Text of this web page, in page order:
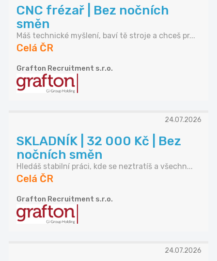
CNC frézař | Bez nočních
směn
Máš technické myšlení, baví tě stroje a chceš pr...
Celá ČR
Grafton Recruitment s.r.o.
24.07.2026
SKLADNÍK | 32 000 Kč | Bez
nočních směn
Hledáš stabilní práci, kde se neztratíš a všechn...
Celá ČR
Grafton Recruitment s.r.o.
24.07.2026